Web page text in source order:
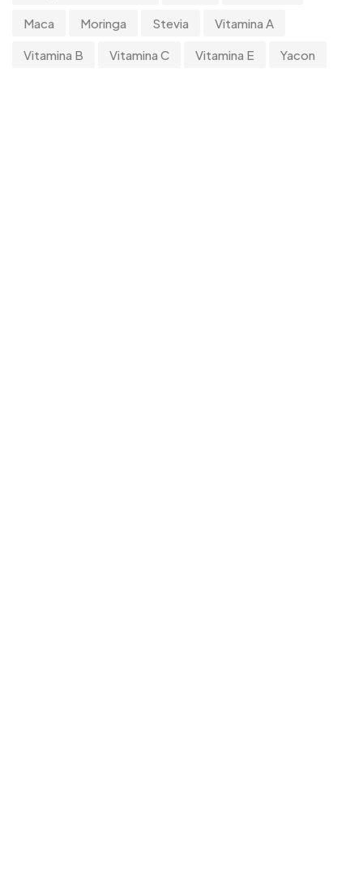
Maca Moringa Stevia Vitamina A
Vitamina B Vitamina C Vitamina E Yacon